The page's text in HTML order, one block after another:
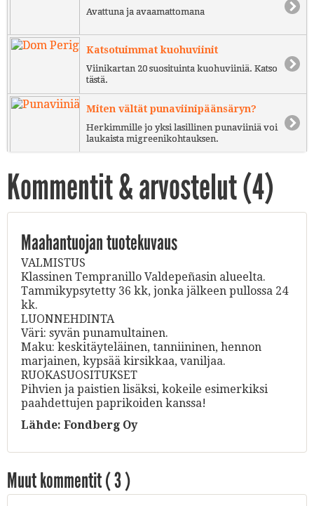
Avattuna ja avaamattomana
Katsotuimmat kuohuviinit
Viinikartan 20 suosituinta kuohuviiniä. Katso
tästä.
Miten vältät punaviinipäänsäryn?
Herkimmille jo yksi lasillinen punaviiniä voi
laukaista migreenikohtauksen.
Kommentit & arvostelut (4)
Maahantuojan tuotekuvaus
VALMISTUS
Klassinen Tempranillo Valdepeñasin alueelta.
Tammikypsytetty 36 kk, jonka jälkeen pullossa 24
kk.
LUONNEHDINTA
Väri: syvän punamultainen.
Maku: keskitäyteläinen, tanniininen, hennon
marjainen, kypsää kirsikkaa, vaniljaa.
RUOKASUOSITUKSET
Pihvien ja paistien lisäksi, kokeile esimerkiksi
paahdettujen paprikoiden kanssa!
Lähde: Fondberg Oy
Muut kommentit (3)